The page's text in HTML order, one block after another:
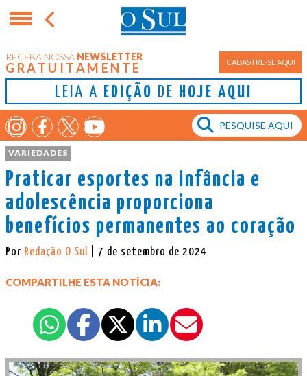
RECEBA NOSSA NEWSLETTER
GRATUITAMENTE CADASTRE-SE AQUI
LEIA A EDIÇÃO DE HOJE AQUI
VARIEDADES
Praticar esportes na infância e
adolescência proporciona
benefícios permanentes ao coração
Por Redação O Sul | 7 de setembro de 2024
COMPARTILHE ESTA NOTÍCIA: